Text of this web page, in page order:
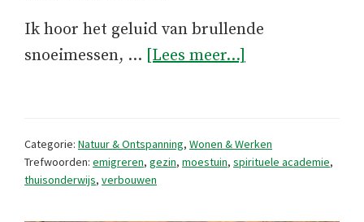
Ik hoor het geluid van brullende
snoeimessen, … [Lees meer...]
Categorie: Natuur & Ontspanning, Wonen & Werken
Trefwoorden: emigreren, gezin, moestuin, spirituele academie,
thuisonderwijs, verbouwen